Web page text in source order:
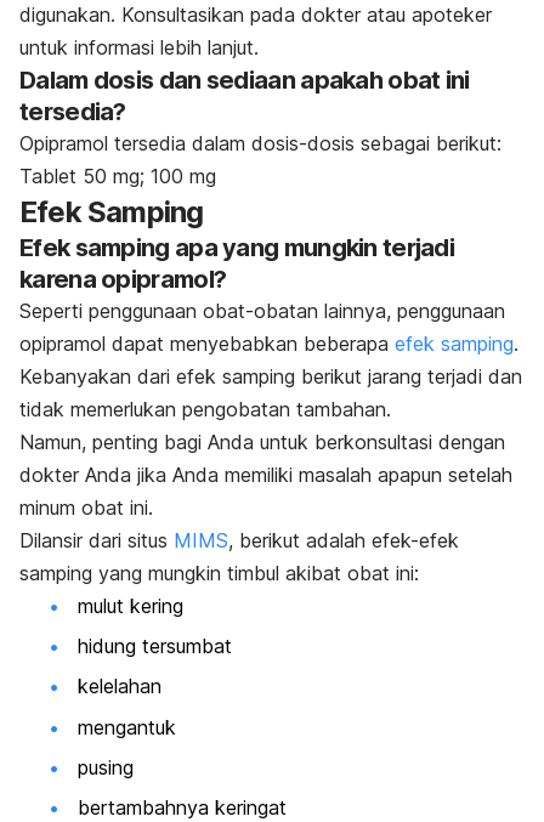
digunakan. Konsultasikan pada dokter atau apoteker
untuk informasi lebih lanjut.
Dalam dosis dan sediaan apakah obat ini
tersedia?
Opipramol tersedia dalam dosis-dosis sebagai berikut:
Tablet 50 mg; 100 mg
Efek Samping
Efek samping apa yang mungkin terjadi
karena opipramol?
Seperti penggunaan obat-obatan lainnya, penggunaan
opipramol dapat menyebabkan beberapa efek samping.
Kebanyakan dari efek samping berikut jarang terjadi dan
tidak memerlukan pengobatan tambahan.
Namun, penting bagi Anda untuk berkonsultasi dengan
dokter Anda jika Anda memiliki masalah apapun setelah
minum obat ini.
Dilansir dari situs MIMS, berikut adalah efek-efek
samping yang mungkin timbul akibat obat ini:
mulut kering
hidung tersumbat
kelelahan
mengantuk
pusing
bertambahnya keringat